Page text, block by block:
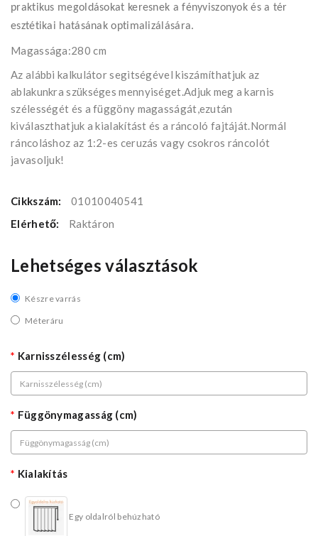
praktikus megoldásokat keresnek a fényviszonyok és a tér
esztétikai hatásának optimalizálására.
Magassága:280 cm
Az alábbi kalkulátor segìtségével kiszámíthatjuk az
ablakunkra szükséges mennyiséget.Adjuk meg a karnis
szélességét és a függöny magasságát,ezután
kiválaszthatjuk a kialakítást és a ráncoló fajtáját.Normál
ráncoláshoz az 1:2-es ceruzás vagy csokros ráncolót
javasoljuk!
Cikkszám:
01010040541
Elérhető:
Raktáron
Lehetséges választások
Készre varrás
Méteráru
Karnisszélesség (cm)
Függönymagasság (cm)
Kialakítás
Egy oldalról behúzható